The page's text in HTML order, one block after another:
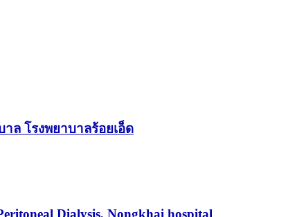
โรงพยาบาลร้อยเอ็ด